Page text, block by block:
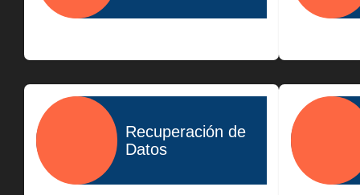
Recuperación de
Datos